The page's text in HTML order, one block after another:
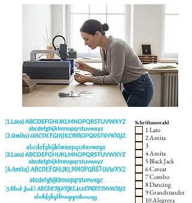
Schriftauswahl
1 Lato
2 Amita
3
4 Amita
5 Black Jack
6 Caveat
7 Combo
8 Dancing
9 Grandstander
10 Alegreya